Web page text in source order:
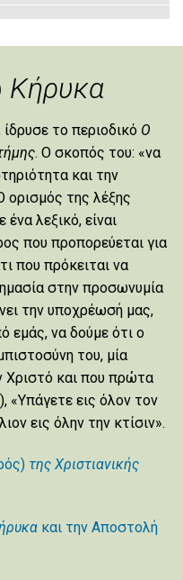
Κήρυκα
το περιοδικό Ο
. Ο σκοπός του: «να
και την
ορισμός της λέξης
λεξικό, είναι
που προπορεύεται για
που πρόκειται να
στην προσωνυμία
την υποχρέωσή μας,
εμάς, να δούμε ότι ο
του, μία
Χριστό και που πρώτα
«Υπάγετε εις όλον τον
εις όλην την κτίσιν».
της Χριστιανικής
και την Αποστολή